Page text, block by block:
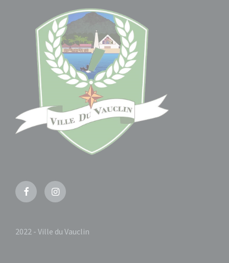
FacebookInstagram
2022 - Ville du Vauclin